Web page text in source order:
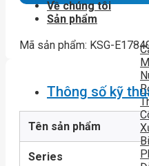
Về chúng tôi
Sản phẩm
Mã sản phẩm: KSG-
Thông số kỹ
Tên sản phẩm
Series